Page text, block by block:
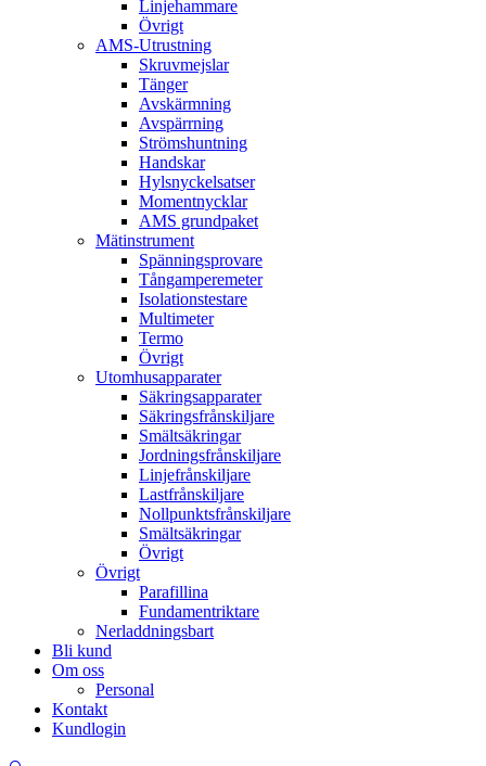
Linjehammare
Övrigt
AMS-Utrustning
Skruvmejslar
Tänger
Avskärmning
Avspärrning
Strömshuntning
Handskar
Hylsnyckelsatser
Momentnycklar
AMS grundpaket
Mätinstrument
Spänningsprovare
Tångamperemeter
Isolationstestare
Multimeter
Termo
Övrigt
Utomhusapparater
Säkringsapparater
Säkringsfrånskiljare
Smältsäkringar
Jordningsfrånskiljare
Linjefrånskiljare
Lastfrånskiljare
Nollpunktsfrånskiljare
Smältsäkringar
Övrigt
Övrigt
Parafillina
Fundamentriktare
Nerladdningsbart
Bli kund
Om oss
Personal
Kontakt
Kundlogin